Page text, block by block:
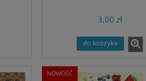
3,00 zł
do koszyka
NOWOŚĆ